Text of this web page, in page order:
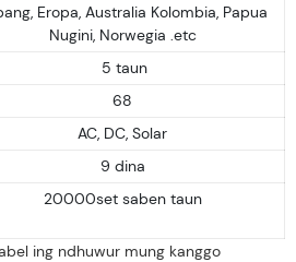
Eropa, Australia Kolombia, Papua
Nugini, Norwegia .etc
5 taun
68
AC, DC, Solar
9 dina
20000set saben taun
ing ndhuwur mung kanggo